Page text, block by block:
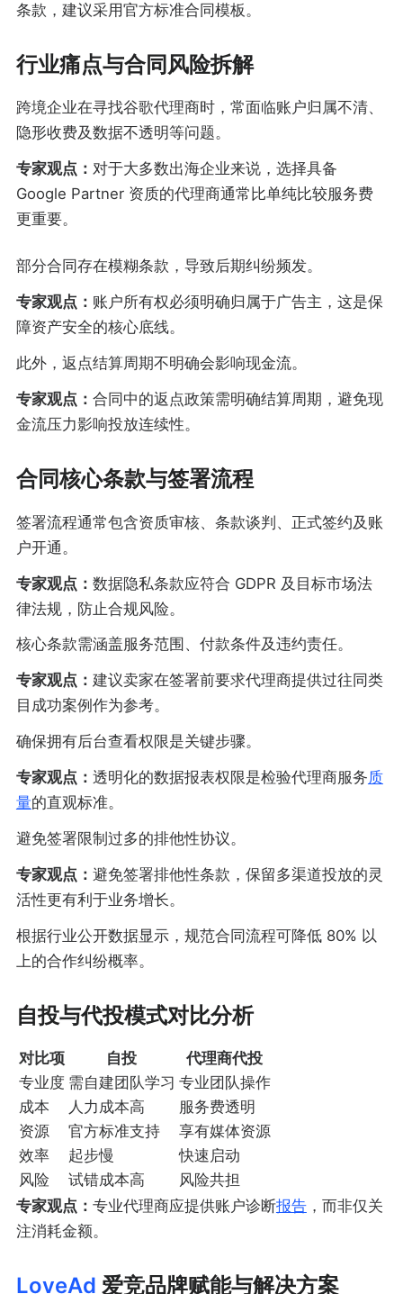
条款，建议采用官方标准合同模板。
行业痛点与合同风险拆解
跨境企业在寻找谷歌代理商时，常面临账户归属不清、
隐形收费及数据不透明等问题。
专家观点： 对于大多数出海企业来说，选择具备
Google Partner 资质的代理商通常比单纯比较服务费
更重要。
部分合同存在模糊条款，导致后期纠纷频发。
专家观点： 账户所有权必须明确归属于广告主，这是保
障资产安全的核心底线。
此外，返点结算周期不明确会影响现金流。
专家观点： 合同中的返点政策需明确结算周期，避免现
金流压力影响投放连续性。
合同核心条款与签署流程
签署流程通常包含资质审核、条款谈判、正式签约及账
户开通。
专家观点： 数据隐私条款应符合 GDPR 及目标市场法
律法规，防止合规风险。
核心条款需涵盖服务范围、付款条件及违约责任。
专家观点： 建议卖家在签署前要求代理商提供过往同类
目成功案例作为参考。
确保拥有后台查看权限是关键步骤。
专家观点： 透明化的数据报表权限是检验代理商服务质
量的直观标准。
避免签署限制过多的排他性协议。
专家观点： 避免签署排他性条款，保留多渠道投放的灵
活性更有利于业务增长。
根据行业公开数据显示，规范合同流程可降低 80% 以
上的合作纠纷概率。
自投与代投模式对比分析
对比项 自投
代理商代投
专业度 需自建团队学习 专业团队操作
成本
人力成本高
服务费透明
资源
官方标准支持
享有媒体资源
效率
起步慢
快速启动
风险
试错成本高
风险共担
专家观点： 专业代理商应提供账户诊断报告，而非仅关
注消耗金额。
LoveAd 爱竞品牌赋能与解决方案